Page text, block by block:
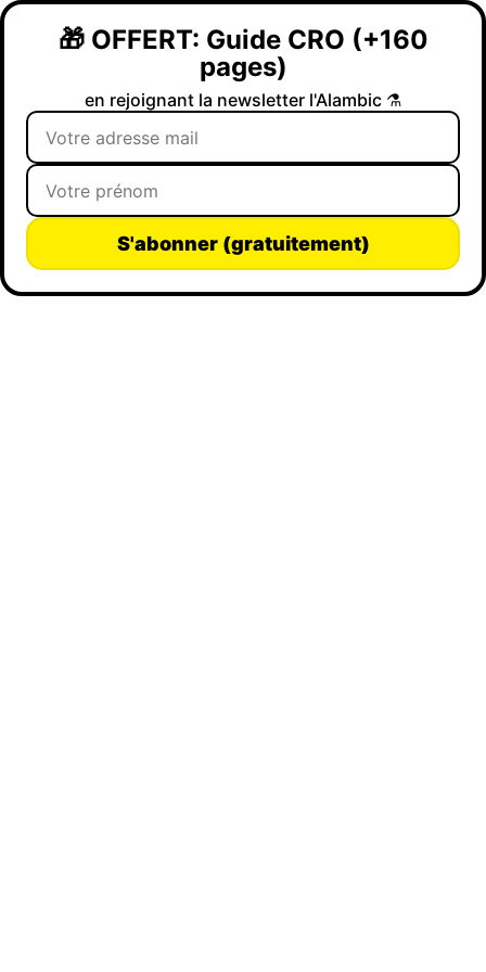
🎁 OFFERT: Guide CRO (+160
pages)
en rejoignant la newsletter l'Alambic ⚗️
S'abonner (gratuitement)